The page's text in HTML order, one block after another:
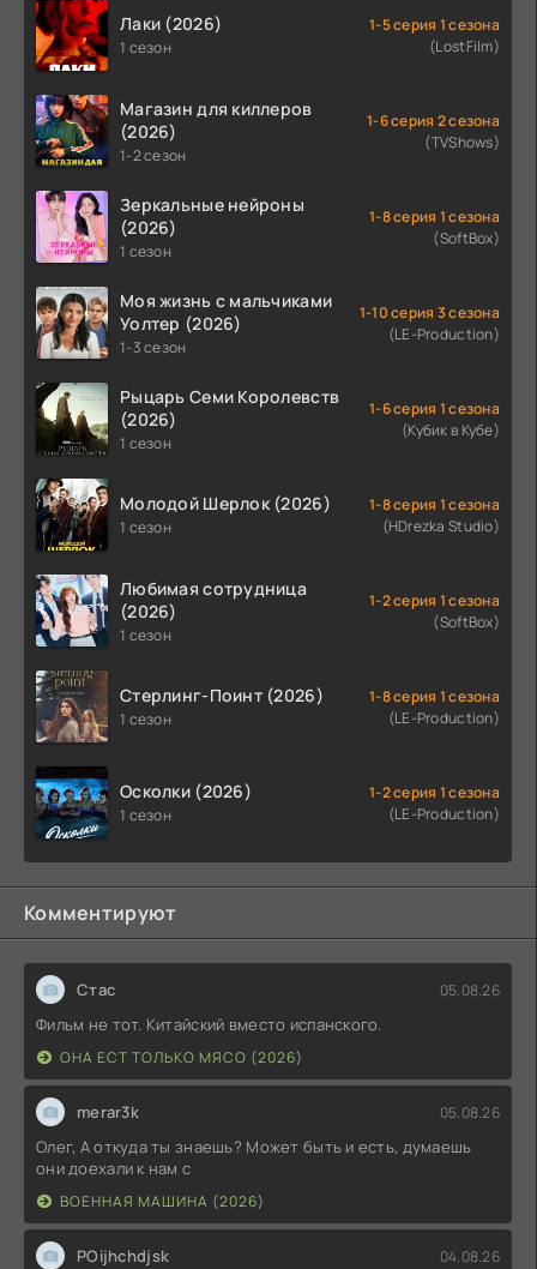
Лаки (2026)
1 сезон
1-5 серия 1 сезона
(LostFilm)
Магазин для киллеров
(2026)
1-2 сезон
1-6 серия 2 сезона
(TVShows)
Зеркальные нейроны
(2026)
1 сезон
1-8 серия 1 сезона
(SoftBox)
Моя жизнь с мальчиками
Уолтер (2026)
1-3 сезон
1-10 серия 3 сезона
(LE-Production)
Рыцарь Семи Королевств
(2026)
1 сезон
1-6 серия 1 сезона
(Кубик в Кубе)
Молодой Шерлок (2026)
1 сезон
1-8 серия 1 сезона
(HDrezka Studio)
Любимая сотрудница
(2026)
1 сезон
1-2 серия 1 сезона
(SoftBox)
Стерлинг-Поинт (2026)
1 сезон
1-8 серия 1 сезона
(LE-Production)
Осколки (2026)
1 сезон
1-2 серия 1 сезона
(LE-Production)
Комментируют
Стас 05.08.26
Фильм не тот. Китайский вместо испанского.
ОНА ЕСТ ТОЛЬКО МЯСО (2026)
merar3k 05.08.26
Олег, А откуда ты знаешь? Может быть и есть, думаешь
они доехали к нам с
ВОЕННАЯ МАШИНА (2026)
POijhchdjsk 04.08.26